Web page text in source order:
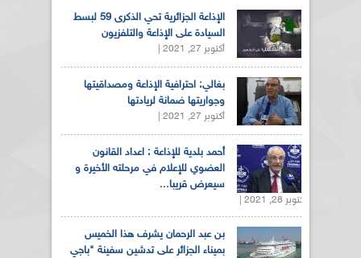
الإذاعة الجزائرية تحي الذكرى 59 لبسط
السيادة على الإذاعة والتلفزيون
أكتوبر 27, 2021 |
بغالي: احترافية الإذاعة ومصداقيتها
وجواريتها ضمانة لريادتها
أكتوبر 27, 2021 |
أحمد بلدية للإذاعة : اعداد القانون
العضوي للإعلام في مرحلته الأخيرة و
سيعرض قريبا...
أكتوبر 28, 2021 |
بن عبد الرحمان يشرف هذا الخميس
بميناء الجزائر على تدشين سفينة "باجي